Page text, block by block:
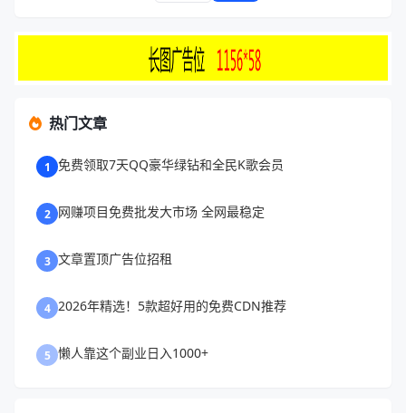
热门文章
1 免费领取7天QQ豪华绿钻和全民K歌会员
2 网赚项目免费批发大市场 全网最稳定
3 文章置顶广告位招租
4 2026年精选！5款超好用的免费CDN推荐
5 懒人靠这个副业日入1000+